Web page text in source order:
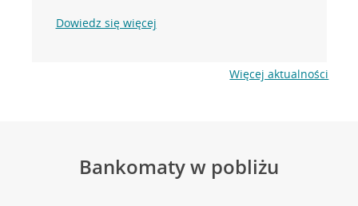
Dowiedz się więcej
Więcej aktualności
Bankomaty w pobliżu